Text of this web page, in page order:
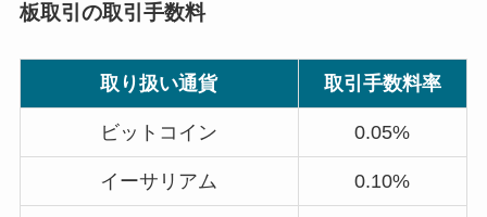
板取引の取引手数料
取り扱い通貨 取引手数料率
ビットコイン 0.05%
イーサリアム 0.10%